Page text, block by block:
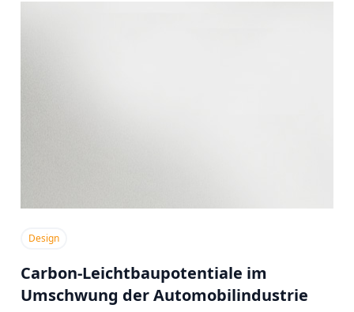
Design
Carbon-Leichtbaupotentiale im
Umschwung der Automobilindustrie